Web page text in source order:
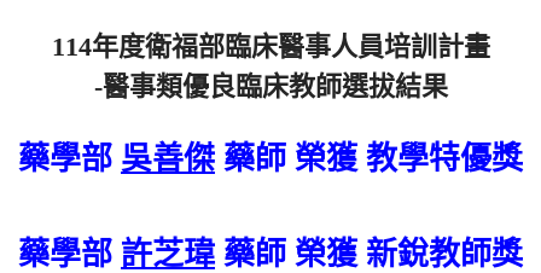
藥品異動
榮譽榜
藥委會公告
114年度衛福部臨床醫事人員培訓計畫
-醫事類優良臨床教師選拔結果
藥學部 吳善傑 藥師 榮獲 教學特優獎
藥學部 許芝瑋 藥師 榮獲 新銳教師獎